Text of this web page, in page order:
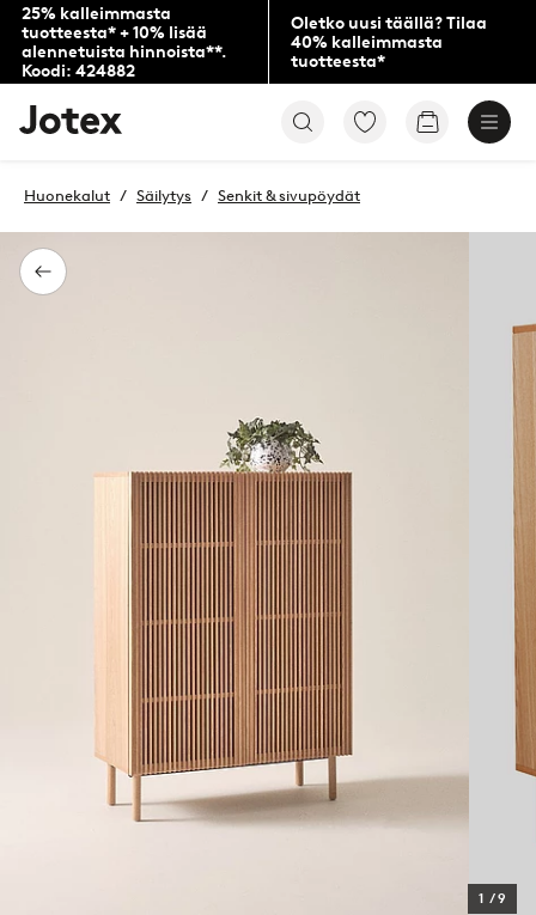
25% kalleimmasta
tuotteesta* + 10% lisää
alennetuista hinnoista**.
Koodi: 424882
Oletko uusi täällä? Tilaa
40% kalleimmasta
tuotteesta*
Jotex-
logo
aloitussivulle
Siirry
Siirry
Takaisin
Huonekalut Säilytys Senkit & sivupöydät
1 /9